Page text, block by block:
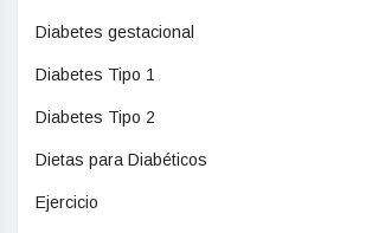
Diabetes gestacional
Diabetes Tipo 1
Diabetes Tipo 2
Dietas para Diabéticos
Ejercicio